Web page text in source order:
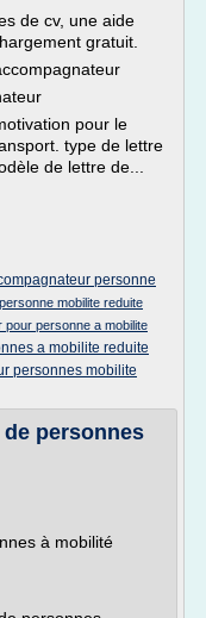
de cv, une aide
gratuit.
pour le
type de lettre
de lettre de...
personne
mobilite reduite
pour personne a mobilite
a mobilite reduite
personnes mobilite
personnes
à mobilité